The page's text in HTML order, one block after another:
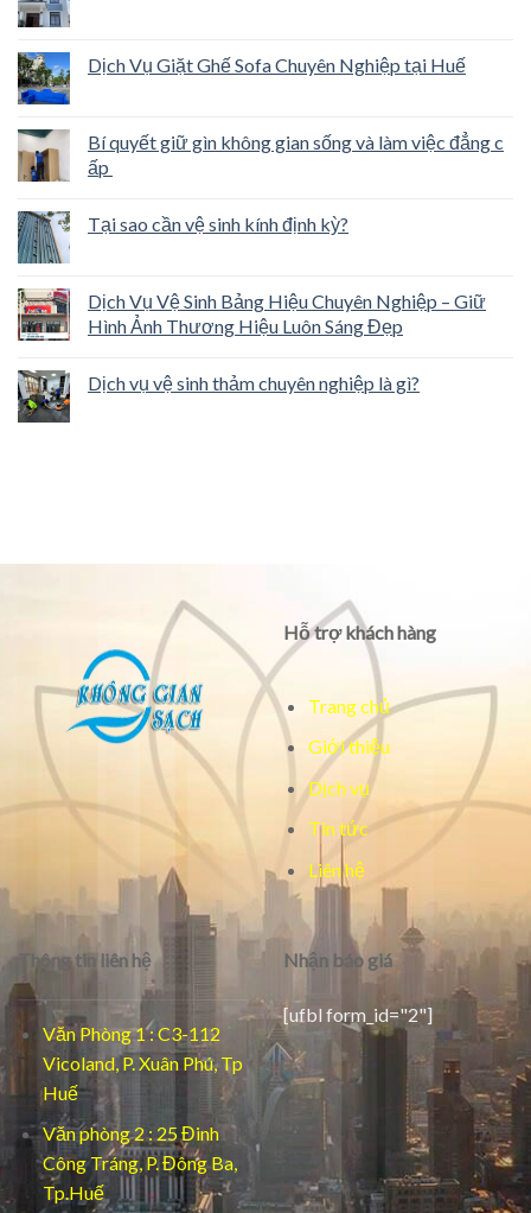
Dịch Vụ Giặt Ghế Sofa Chuyên Nghiệp tại Huế
Bí quyết giữ gìn không gian sống và làm việc đẳng c
ấp
Tại sao cần vệ sinh kính định kỳ?
Dịch Vụ Vệ Sinh Bảng Hiệu Chuyên Nghiệp – Giữ
Hình Ảnh Thương Hiệu Luôn Sáng Đẹp
Dịch vụ vệ sinh thảm chuyên nghiệp là gì?
Hỗ trợ khách hàng
Trang chủ
Giới thiệu
Dịch vụ
Tin tức
Liên hệ
Thông tin liên hệ
Văn Phòng 1 : C3-112
Vicoland, P. Xuân Phú, Tp
Huế
Văn phòng 2 : 25 Đinh
Công Tráng, P. Đông Ba,
Tp.Huế
Nhận báo giá
[ufbl form_id="2"]